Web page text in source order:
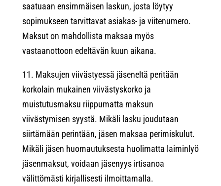
saatuaan ensimmäisen laskun, josta löytyy
sopimukseen tarvittavat asiakas- ja viitenumero.
Maksut on mahdollista maksaa myös
vastaanottoon edeltävän kuun aikana.
11. Maksujen viivästyessä jäseneltä peritään
korkolain mukainen viivästyskorko ja
muistutusmaksu riippumatta maksun
viivästymisen syystä. Mikäli lasku joudutaan
siirtämään perintään, jäsen maksaa perimiskulut.
Mikäli jäsen huomautuksesta huolimatta laiminlyö
jäsenmaksut, voidaan jäsenyys irtisanoa
välittömästi kirjallisesti ilmoittamalla.